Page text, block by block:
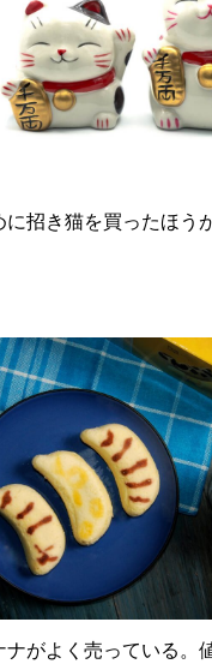
に招き猫を買ったほう
ナがよく売っている。